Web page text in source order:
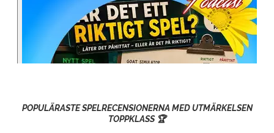
POPULÄRASTE SPELRECENSIONERNA MED UTMÄRKELSEN
TOPPKLASS 🏆